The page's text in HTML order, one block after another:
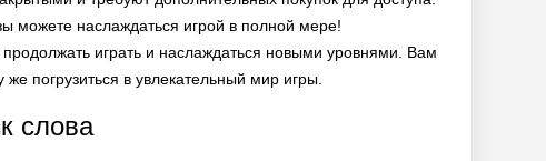
можете наслаждаться игрой в полной мере!
играть и наслаждаться новыми уровнями. Вам
погрузиться в увлекательный мир игры.
слова